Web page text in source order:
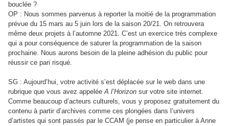
bouclée ?
OP : Nous sommes parvenus à reporter la moitié de la programmation
prévue du 15 mars au 5 juin lors de la saison 20/21. On retrouvera
même deux projets à l’automne 2021. C’est un exercice très complexe
qui a pour conséquence de saturer la programmation de la saison
prochaine. Nous aurons besoin de la pleine adhésion du public pour
réussir ce pari risqué.
SG : Aujourd’hui, votre activité s’est déplacée sur le web dans une
rubrique que vous avez appeléeA l’Horizon sur votre site internet.
Comme beaucoup d’acteurs culturels, vous y proposez gratuitement du
contenu à partir d’archives comme ces plongées dans l’univers
d’artistes qui sont passés par le CCAM (je pense en particulier à Anne